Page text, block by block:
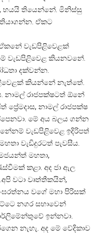
හයයි තියෙන්නේ. මිනිස්සු
තියාගන්න. ඒකට
වැඩපිළිවෙළක්
වැඩපිළිවෙළ කියනවනේ.
දක්වන්න.
කියන්නේ නැත්තේ.
නාමල් රාජපක්ෂටත් ඕනේ
නාමල් රාජපක්ෂ
මේ අය බලය ගන්න
වැඩපිළිවෙළ ඉදිරිපත්
වැඩිදුරටත් පැවසීය.
මහතා,
කළා. අද ජා ඇල
වටා වෘත්තීකයින්,
වගේ මහා පිරිසක්
නගර සභාවෙන්
ඉන්නවා.
නැහැ. අද මේ වේදිකාව